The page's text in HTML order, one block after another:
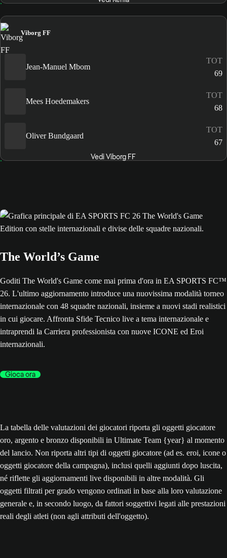
Viborg FF
Jean-Manuel Mbom
TOT
69
Mees Hoedemakers
TOT
68
Oliver Bundgaard
TOT
67
Vedi Viborg FF
The World’s Game
Goditi The World's Game come mai prima d'ora in EA SPORTS FC™
26. L'ultimo aggiornamento introduce una nuovissima modalità torneo
internazionale con 48 squadre nazionali, insieme a nuovi stadi realistici
in cui giocare. Affronta Sfide Tecnico live a tema internazionale e
intraprendi la Carriera professionista con nuove ICONE ed Eroi
internazionali.
Gioca ora
La tabella delle valutazioni dei giocatori riporta gli oggetti giocatore
oro, argento e bronzo disponibili in Ultimate Team {year} al momento
del lancio. Non riporta altri tipi di oggetti giocatore (ad es. eroi, icone o
oggetti giocatore della campagna), inclusi quelli aggiunti dopo luscita,
né riflette gli aggiornamenti live disponibili in altre modalità. Gli
oggetti filtrati per grado vengono ordinati in base alla loro valutazione
generale e, in secondo luogo, da fattori soggettivi legati alle prestazioni
reali degli atleti (non agli attributi dell'oggetto).